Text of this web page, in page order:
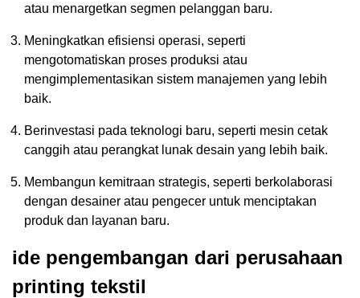
atau menargetkan segmen pelanggan baru.
Meningkatkan efisiensi operasi, seperti
mengotomatiskan proses produksi atau
mengimplementasikan sistem manajemen yang lebih
baik.
Berinvestasi pada teknologi baru, seperti mesin cetak
canggih atau perangkat lunak desain yang lebih baik.
Membangun kemitraan strategis, seperti berkolaborasi
dengan desainer atau pengecer untuk menciptakan
produk dan layanan baru.
ide pengembangan dari perusahaan
printing tekstil